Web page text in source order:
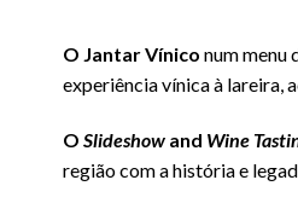
O Jantar Vínico num menu
experiência vínica à lareira,
O Slideshow and Wine
região com a história e